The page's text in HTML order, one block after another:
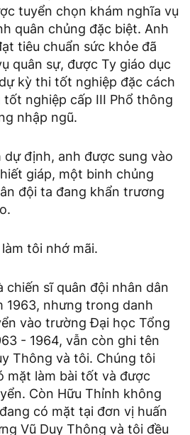
tuyển chọn khám nghĩa vụ
quân chủng đặc biệt. Anh
tiêu chuẩn sức khỏe đã
quân sự, được Ty giáo dục
kỳ thi tốt nghiệp đặc cách
nghiệp cấp III Phổ thông
nhập ngũ.
định, anh được sung vào
giáp, một binh chủng
đội ta đang khẩn trương
tôi nhớ mãi.
chiến sĩ quân đội nhân dân
1963, nhưng trong danh
vào trường Đại học Tổng
- 1964, vẫn còn ghi tên
Thông và tôi. Chúng tôi
mặt làm bài tốt và được
Còn Hữu Thỉnh không
có mặt tại đơn vị huấn
Vũ Duy Thông và tôi đều